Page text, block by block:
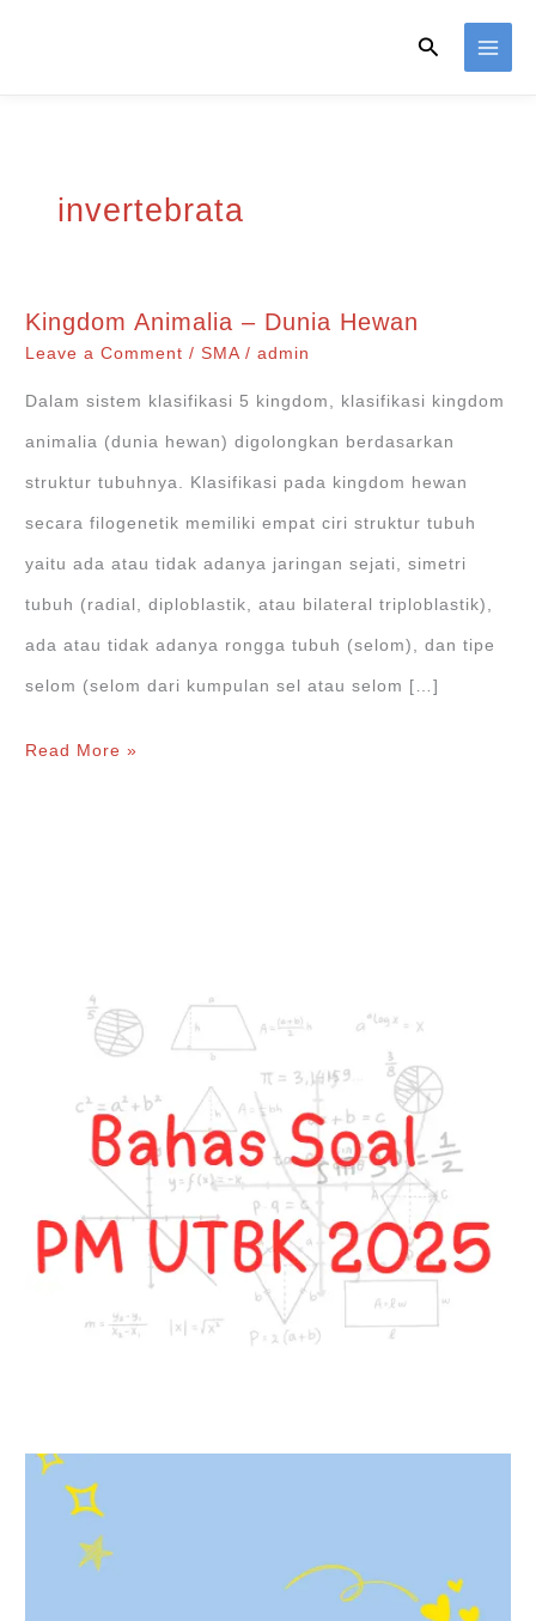
Search
invertebrata
Kingdom Animalia – Dunia Hewan
Leave a Comment /SMA/admin
Dalam sistem klasifikasi 5 kingdom, klasifikasi kingdom
animalia (dunia hewan) digolongkan berdasarkan
struktur tubuhnya. Klasifikasi pada kingdom hewan
secara filogenetik memiliki empat ciri struktur tubuh
yaitu ada atau tidak adanya jaringan sejati, simetri
tubuh (radial, diploblastik, atau bilateral triploblastik),
ada atau tidak adanya rongga tubuh (selom), dan tipe
selom (selom dari kumpulan sel atau selom […]
Kingdom
Read More »